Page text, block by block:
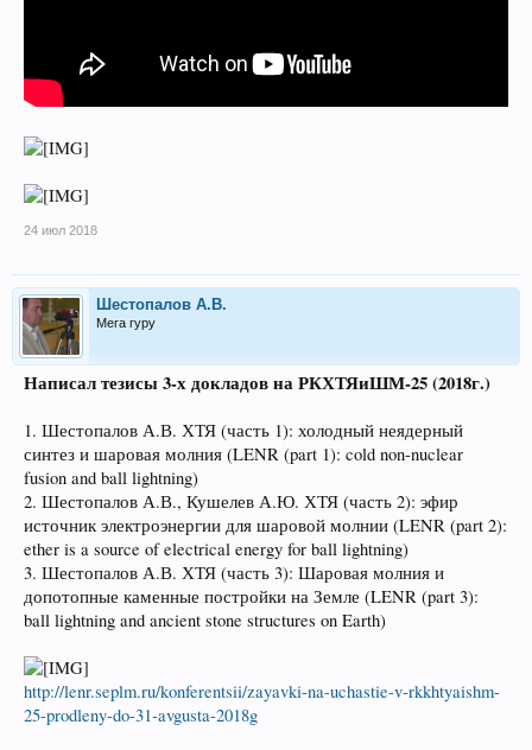
24 июл 2018
Шестопалов А.В.
Мега гуру
Написал тезисы 3-х докладов на РКХТЯиШМ-25 (2018г.)
1. Шестопалов А.В. ХТЯ (часть 1): холодный неядерный
синтез и шаровая молния (LENR (part 1): cold non-nuclear
fusion and ball lightning)
2. Шестопалов А.В., Кушелев А.Ю. ХТЯ (часть 2): эфир
источник электроэнергии для шаровой молнии (LENR (part 2):
ether is a source of electrical energy for ball lightning)
3. Шестопалов А.В. ХТЯ (часть 3): Шаровая молния и
допотопные каменные постройки на Земле (LENR (part 3):
ball lightning and ancient stone structures on Earth)
http://lenr.seplm.ru/konferentsii/zayavki-na-uchastie-v-rkkhtyaishm-
25-prodleny-do-31-avgusta-2018g